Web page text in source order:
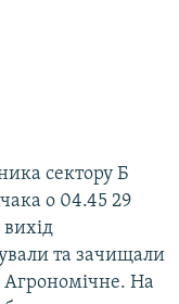
сектору Б
о 04.45 29
та зачищали
Агрономічне. На